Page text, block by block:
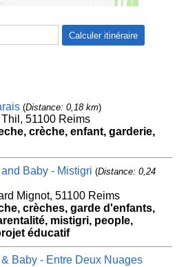
(Distance: 0,18 km)
51100 Reims
crèche, enfant, garderie,
Baby - Mistigri (Distance: 0,24
Mignot, 51100 Reims
crèches, garde d'enfants,
mistigri, people,
éducatif
Baby - Entre Deux Nuages